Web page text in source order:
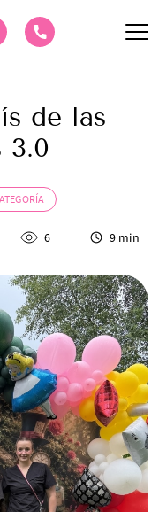
de las
3.0
6 9 min